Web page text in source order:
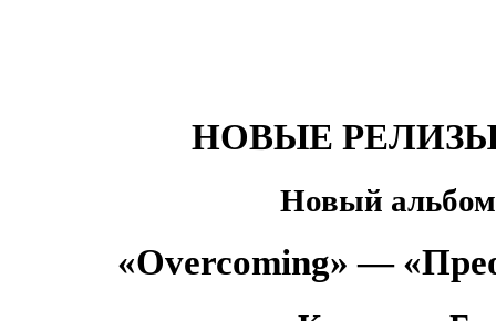
НОВЫЕ РЕЛИЗЫ
Новый альбом
«Overcoming» —